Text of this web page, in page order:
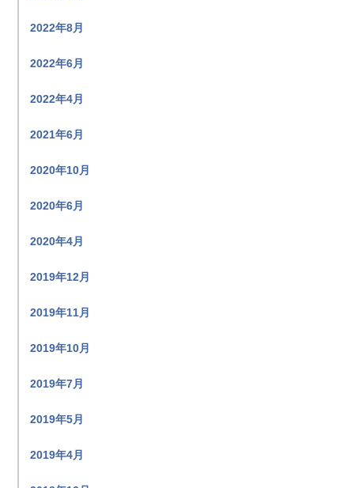
2022年8月
2022年6月
2022年4月
2021年6月
2020年10月
2020年6月
2020年4月
2019年12月
2019年11月
2019年10月
2019年7月
2019年5月
2019年4月